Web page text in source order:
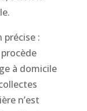
précise :
à domicile
n’est